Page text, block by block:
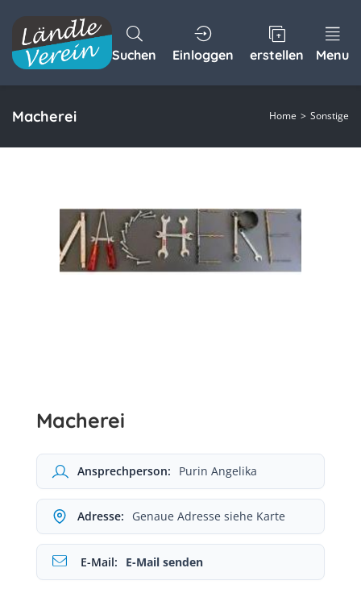
Suchen Einloggen erstellen Menu
Macherei Home Sonstige
Macherei
Ansprechperson: Purin Angelika
Adresse: Genaue Adresse siehe Karte
E-Mail: E-Mail senden